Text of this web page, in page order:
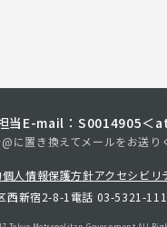
当E-mail：S0014905
に置き換えてメールをお送り
個人情報保護方針アクセシビリ
西新宿2-8-1 電話 03-5321-